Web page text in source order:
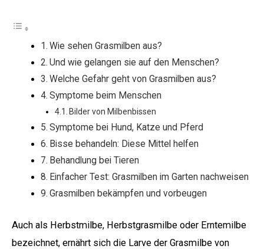
Wie sehen Grasmilben aus?
Und wie gelangen sie auf den Menschen?
Welche Gefahr geht von Grasmilben aus?
Symptome beim Menschen
Bilder von Milbenbissen
Symptome bei Hund, Katze und Pferd
Bisse behandeln: Diese Mittel helfen
Behandlung bei Tieren
Einfacher Test: Grasmilben im Garten nachweisen
Grasmilben bekämpfen und vorbeugen
Auch als Herbstmilbe, Herbstgrasmilbe oder Erntemilbe
bezeichnet, ernährt sich die Larve der Grasmilbe von